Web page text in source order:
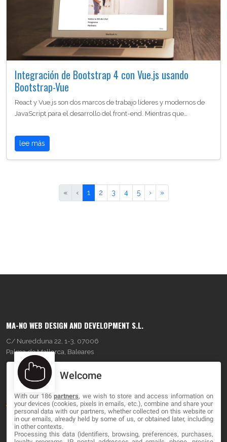
Integración de Bootstrap 4 con Vue.js usando
Bootstrap-Vue
React y Vue.js son dos marcos de trabajo líderes y modernos de
JavaScript para el desarrollo del front-end. Mientras que…
lee más
« ‹ 1 2 3 4 5 › »
MA-NO WEB DESIGN AND DEVELOPMENT S.L.
C/ Nuredduna 22, 1-3, 07006
Palma de Mallorca, Baleares
OUR COMPANY
About
Blog
Contact
Welcome
With our 186partners, we wish to store and access information on
your devices (cookies, pixels in emails, etc.), combine and share your
personal data with our partners, whether collected on this website or
in our emails, already held by some of us, or obtained later, including
in other contexts.
Processing this data (identifiers, browsing, preferences, purchases,